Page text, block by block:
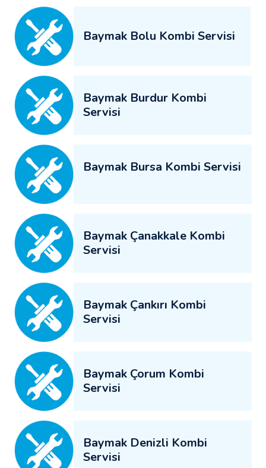
Baymak Bolu Kombi Servisi
Baymak Burdur Kombi
Servisi
Baymak Bursa Kombi Servisi
Baymak Çanakkale Kombi
Servisi
Baymak Çankırı Kombi
Servisi
Baymak Çorum Kombi
Servisi
Baymak Denizli Kombi
Servisi